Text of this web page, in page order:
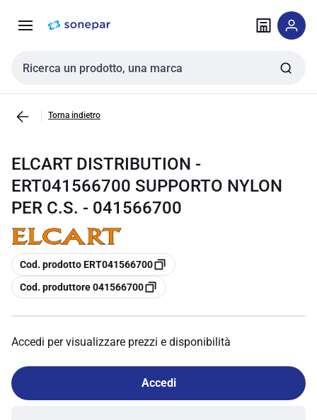
navigazione alla
Cerca input
Torna indietro
ELCART DISTRIBUTION -
ERT041566700 SUPPORTO NYLON
PER C.S. - 041566700
copia
Cod. prodotto ERT041566700
copia
Cod. produttore 041566700
Accedi per visualizzare prezzi e disponibilità
Accedi